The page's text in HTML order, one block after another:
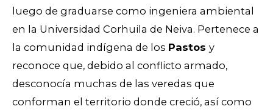
luego de graduarse como ingeniera ambiental
en la Universidad Corhuila de Neiva. Pertenece a
la comunidad indígena de los Pastos y
reconoce que, debido al conflicto armado,
desconocía muchas de las veredas que
conforman el territorio donde creció, así como